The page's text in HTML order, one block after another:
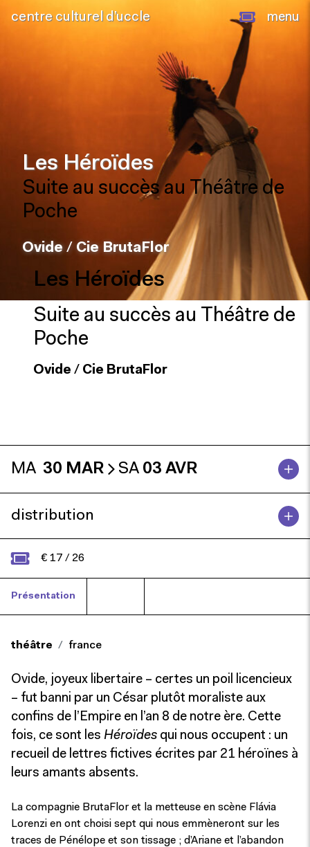
centre culturel d’uccle menu
Les Héroïdes
Suite au succès au Théâtre de
Poche
Ovide / Cie BrutaFlor
Les Héroïdes
Suite au succès au Théâtre de
Poche
Ovide / Cie BrutaFlor
MA 30 MAR SA 03 AVR
distribution
€ 17 / 26
Présentation
théâtre france
Ovide, joyeux libertaire – certes un poil licencieux
– fut banni par un César plutôt moraliste aux
confins de l’Empire en l’an 8 de notre ère. Cette
fois, ce sont les Héroïdes qui nous occupent : un
recueil de lettres fictives écrites par 21 héroïnes à
leurs amants absents.
La compagnie BrutaFlor et la metteuse en scène Flávia
Lorenzi en ont choisi sept qui nous emmèneront sur les
traces de Pénélope et son tissage ; d’Ariane et l’abandon